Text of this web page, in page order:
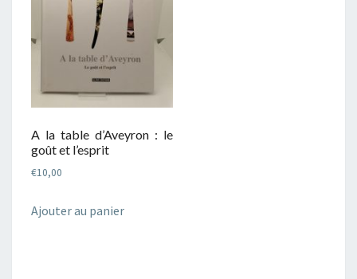
A la table d’Aveyron : le
goût et l’esprit
€10,00
Ajouter au panier